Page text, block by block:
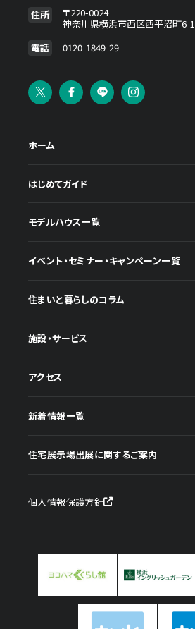
住所
〒220-0024
神奈川県横浜市西区西平沼町6-1
電話
0120-1849-29
ホーム
はじめてガイド
モデルハウス一覧
イベント・セミナー・キャンペーン一覧
住まいと暮らしのコラム
施設・サービス
アクセス
新着情報一覧
住宅展示場出展に関するご案内
個人情報保護方針